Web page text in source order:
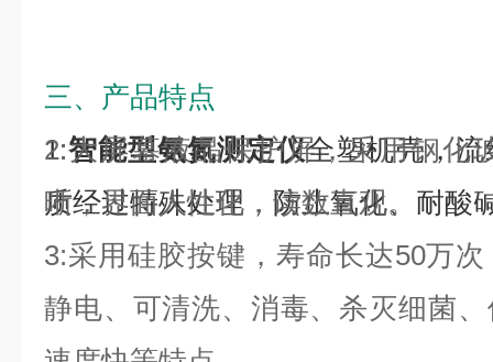
三、产品特点
1:智能型氨氮测定仪全塑机壳，
质经过特殊处理，防止氧化、耐酸
2:大屏幕液晶保护屏，采用钢化
晰，界面人性化，读数直观。
3:采用硅胶按键，寿命长达50万
静电、可清洗、消毒、杀灭细菌